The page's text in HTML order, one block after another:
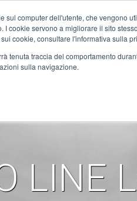
sul computer dell'utente, che vengono
I cookie servono a migliorare il sito
cookie, consultare l'informativa sulla
tenuta traccia del comportamento
sulla navigazione.
Home
ANWENDUNGEN